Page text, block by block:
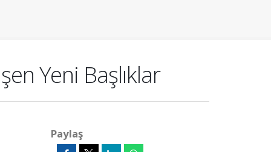
Yeni Başlıklar
Paylaş